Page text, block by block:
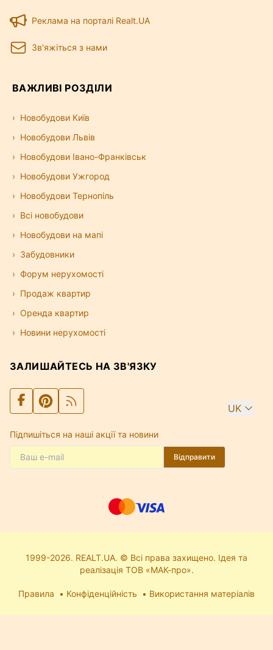
Реклама на порталі Realt.UA
Зв'яжіться з нами
ВАЖЛИВІ РОЗДІЛИ
Новобудови Київ
Новобудови Львів
Новобудови Івано-Франківськ
Новобудови Ужгород
Новобудови Тернопіль
Всі новобудови
Новобудови на мапі
Забудовники
Форум нерухомості
Продаж квартир
Оренда квартир
Новини нерухомості
ЗАЛИШАЙТЕСЬ НА ЗВ'ЯЗКУ
UK
Підпишіться на наші акції та новини
Відправити
1999-2026. REALT.UA. © Всі права захищено. Ідея та
реалізація ТОВ «МАК-про».
Правила Конфіденційність Використання матеріалів